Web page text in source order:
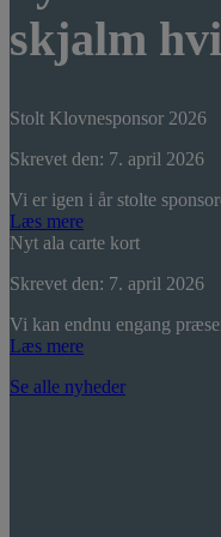
skjalm
Stolt Klovnesponsor 2026
Skrevet den: 7. april 2026
Vi er igen i år stolte
Læs mere
Nyt ala carte kort
Skrevet den: 7. april 2026
Vi kan endnu engang
Læs mere
Se alle nyheder